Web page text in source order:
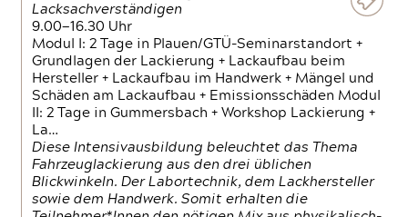
Lacksachverständigen
9.00—16.30 Uhr
Modul I: 2 Tage in Plauen/GTÜ-Seminarstandort +
Grundlagen der Lackierung + Lackaufbau beim
Hersteller + Lackaufbau im Handwerk + Mängel und
Schäden am Lackaufbau + Emissionsschäden Modul
II: 2 Tage in Gummersbach + Workshop Lackierung +
La…
Diese Intensivausbildung beleuchtet das Thema
Fahrzeuglackierung aus den drei üblichen
Blickwinkeln. Der Labortechnik, dem Lackhersteller
sowie dem Handwerk. Somit erhalten die